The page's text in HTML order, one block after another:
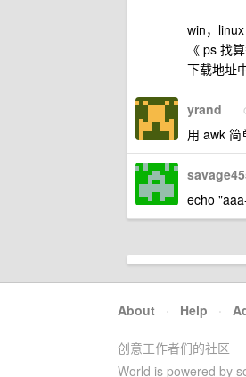
win，linux
《 ps 找
下载地址
yrand
用 awk 简
echo
About · Help ·
创意工作者们的社区
World is powered by